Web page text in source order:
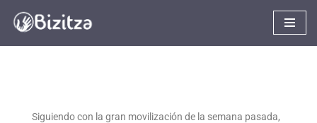
Siguiendo con la gran movilización de la semana pasada,